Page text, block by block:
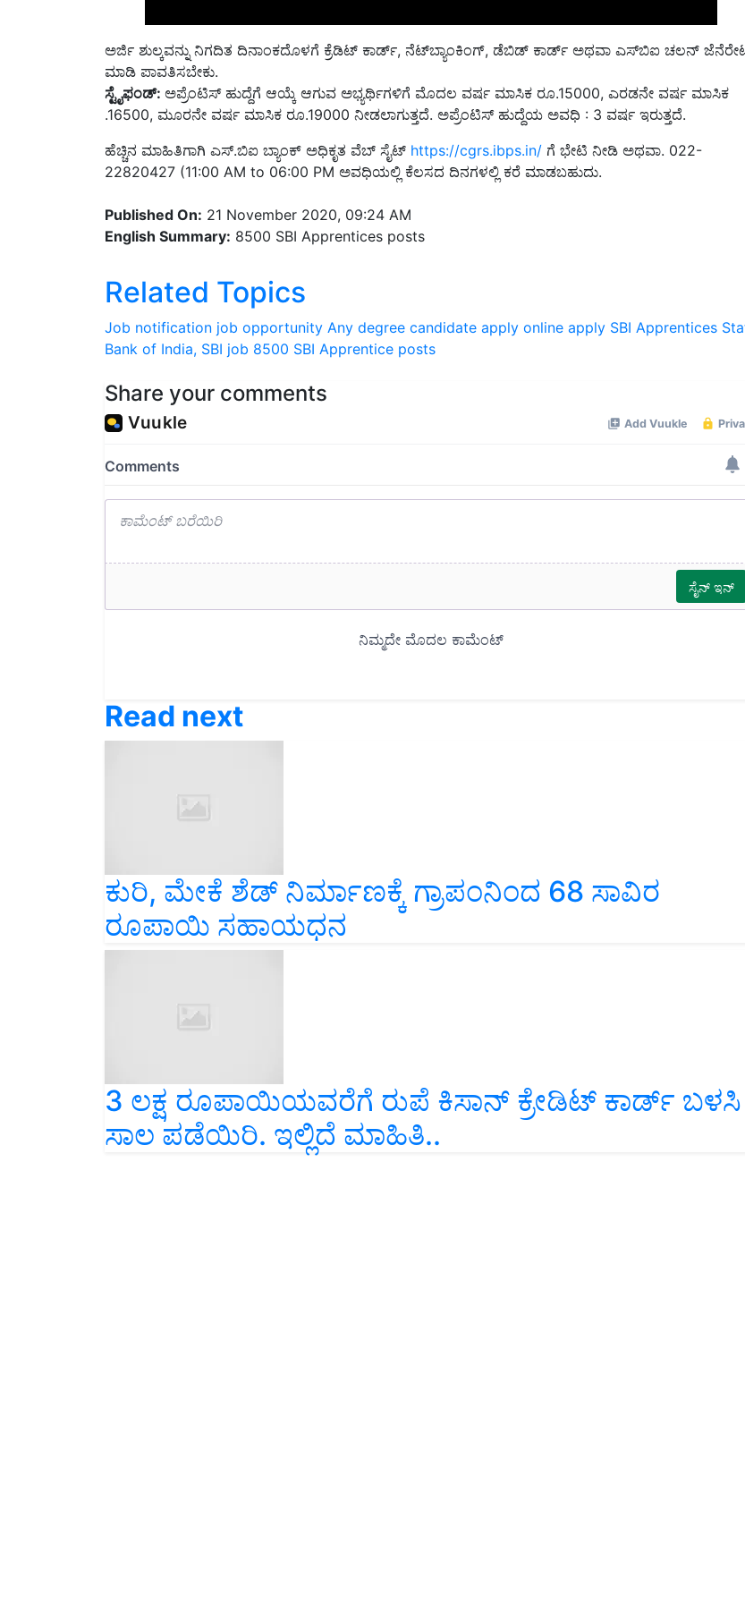
ಅರ್ಜಿ ಶುಲ್ಕವನ್ನು ನಿಗದಿತ ದಿನಾಂಕದೊಳಗೆ ಕ್ರೆಡಿಟ್ ಕಾರ್ಡ್, ನೆಟ್‌ಬ್ಯಾಂಕಿಂಗ್, ಡೆಬಿಡ್ ಕಾರ್ಡ್‌ ಅಥವಾ ಎಸ್‌ಬಿಐ ಚಲನ್ ಜೆನೆರೇಟ್
ಮಾಡಿ ಪಾವತಿಸಬೇಕು.
ಸ್ಟೈಫಂಡ್:ಅಪ್ರೆಂಟಿಸ್ ಹುದ್ದೆಗೆ ಆಯ್ಕೆ ಆಗುವ ಅಭ್ಯರ್ಥಿಗಳಿಗೆ ಮೊದಲ ವರ್ಷ ಮಾಸಿಕ ರೂ.15000, ಎರಡನೇ ವರ್ಷ ಮಾಸಿಕ
.16500, ಮೂರನೇ ವರ್ಷ ಮಾಸಿಕ ರೂ.19000 ನೀಡಲಾಗುತ್ತದೆ. ಅಪ್ರೆಂಟಿಸ್ ಹುದ್ದೆಯ ಅವಧಿ : 3 ವರ್ಷ ಇರುತ್ತದೆ.
ಹೆಚ್ಚಿನ ಮಾಹಿತಿಗಾಗಿ ಎಸ್.ಬಿಐ ಬ್ಯಾಂಕ್ ಅಧಿಕೃತ ವೆಬ್ ಸೈಟ್ https://cgrs.ibps.in/
ಗೆ ಭೇಟಿ ನೀಡಿ ಅಥವಾ. 022-
22820427 (11:00 AM to 06:00 PM ಅವಧಿಯಲ್ಲಿ ಕೆಲಸದ ದಿನಗಳಲ್ಲಿ ಕರೆ ಮಾಡಬಹುದು.
English Summary:8500 SBI Apprentices posts
Job notification job opportunity
Bank of India, SBI job 8500 SBI Apprentice posts
ಕುರಿ, ಮೇಕೆ ಶೆಡ್ ನಿರ್ಮಾಣಕ್ಕೆ ಗ್ರಾಪಂನಿಂದ 68 ಸಾವಿರ
ರೂಪಾಯಿ ಸಹಾಯಧನ
3 ಲಕ್ಷ ರೂಪಾಯಿಯವರೆಗೆ ರುಪೆ ಕಿಸಾನ್ ಕ್ರೇಡಿಟ್ ಕಾರ್ಡ್ ಬಳಸಿ
ಸಾಲ ಪಡೆಯಿರಿ. ಇಲ್ಲಿದೆ ಮಾಹಿತಿ..